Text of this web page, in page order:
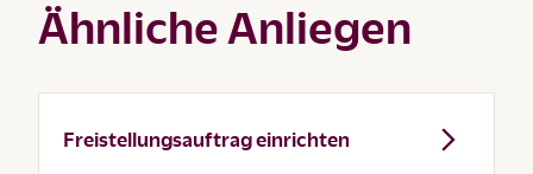
Ähnliche Anliegen
Freistellungsauftrag einrichten